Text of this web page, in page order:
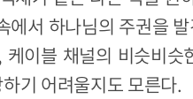
서 하나님의 주권을
이블 채널의 비슷비슷
기 어려울지도 모른다.